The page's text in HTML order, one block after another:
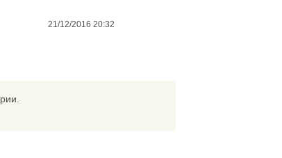
21/12/2016 20:32